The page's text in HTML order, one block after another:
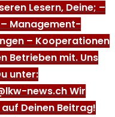
Lesern, Deine; –
Management-
– Kooperationen
Betrieben mit. Uns
unter:
news.ch Wir
Deinen Beitrag!